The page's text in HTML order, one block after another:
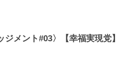
メント#03〉【幸福実現党】